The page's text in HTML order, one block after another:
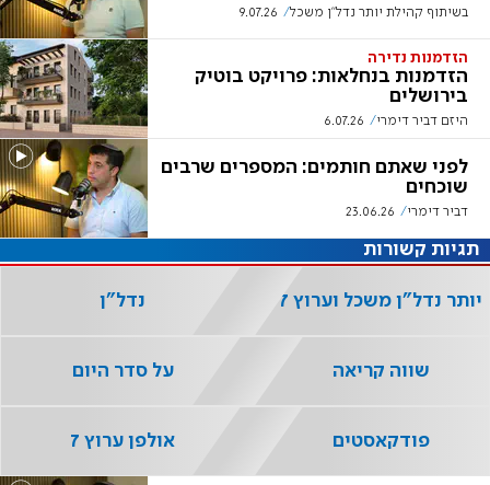
בשיתוף קהילת יותר נדל"ן משכל 9.07.26
הזדמנות נדירה
הזדמנות בנחלאות: פרויקט בוטיק
בירושלים
היזם דביר דימרי 6.07.26
לפני שאתם חותמים: המספרים שרבים
שוכחים
דביר דימרי 23.06.26
תגיות קשורות
יותר נדל"ן משכל וערוץ 7 נדל"ן
שווה קריאה על סדר היום
פודקאסטים אולפן ערוץ 7